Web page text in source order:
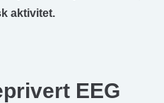
aktivitet.
EEG